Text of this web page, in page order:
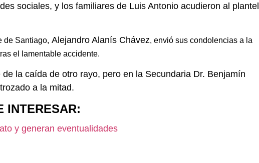
sociales, y los familiares de Luis Antonio acudieron al plantel
de Santiago, Alejandro Alanís Chávez, envió sus condolencias a la
el lamentable accidente.
la caída de otro rayo, pero en la Secundaria Dr. Benjamín
a la mitad.
INTERESAR:
y generan eventualidades